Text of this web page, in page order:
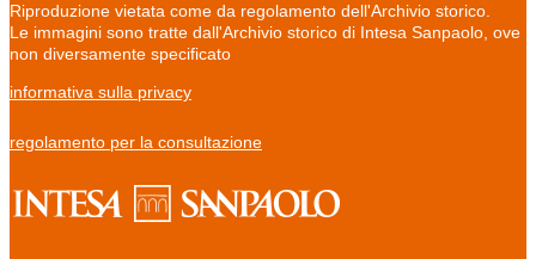
Riproduzione vietata come da regolamento dell'Archivio storico.
Le immagini sono tratte dall'Archivio storico di Intesa Sanpaolo, ove
non diversamente specificato
informativa sulla privacy
regolamento per la consultazione